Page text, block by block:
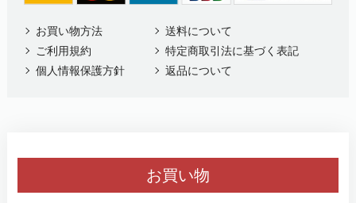
お買い物
お買い物方法
送料について
ご利用規約
特定商取引法に基づく表記
個人情報保護方針
返品について